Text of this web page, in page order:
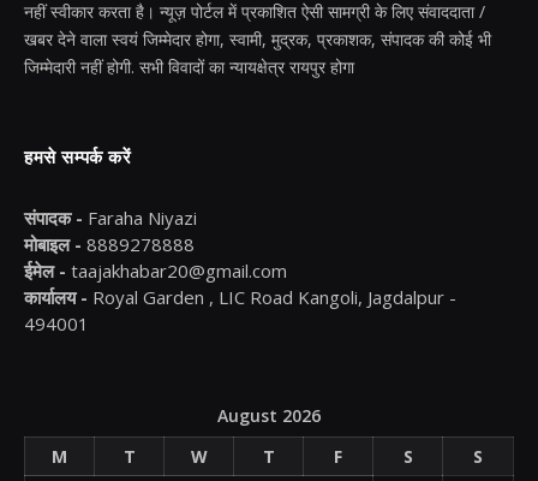
नहीं स्वीकार करता है। न्यूज़ पोर्टल में प्रकाशित ऐसी सामग्री के लिए संवाददाता /
खबर देने वाला स्वयं जिम्मेदार होगा, स्वामी, मुद्रक, प्रकाशक, संपादक की कोई भी
जिम्मेदारी नहीं होगी. सभी विवादों का न्यायक्षेत्र रायपुर होगा
हमसे सम्पर्क करें
संपादक - Faraha Niyazi
मोबाइल - 8889278888
ईमेल - taajakhabar20@gmail.com
कार्यालय - Royal Garden , LIC Road Kangoli, Jagdalpur -
494001
August 2026
M
T W T F S
S